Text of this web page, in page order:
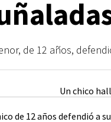
de 12 años,
de 12 años defendió a